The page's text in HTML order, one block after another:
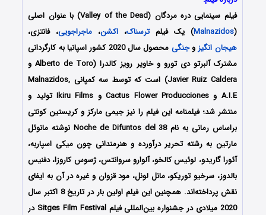
فیلم سینمایی دره مردگان (Valley of the Dead) با عنوان اصلی
(
Malnazidos) یک فیلمترسناک، اکشن، ماجراجویی، فانتزی،
هیجان انگیز وجنگی
محصول سال 2020 کشور اسپانیا به کارگردانی
مشترک آلبرتو دی تورو و خاویر رویز کالدرا (Alberto de Toro و
Javier Ruiz Caldera) است که توسط سه کمپانی Malnazidos,
A.I.E و Cactus Flower Producciones و Ikiru Films تولید و
منتشر شد؛ فیلمنامه این فیلم را نیز جیمی مارکز و کریستین کونتی
براساس رمانی به نام Noche de Difuntos del 38 نوشته مانوئل
مارتین به رشته تحریر درآورده و هنرمندانی چون میکی اسپاربه،
آئورا گاریدو، لوئیس کالخو، آلوارو سروانتس، ژسوس کاروزا، دفنیس
بالدوز، سرخیو توریکو، مانل لونل، مود قزوان و غیره در آن به ایفای
نقش پرداخته‌اند. همچنین این فیلم اولین بار در تاریخ 8 اکتبر سال
2020 میلادی در جشنواره بین‌المللی فیلم Sitges Film Festival در